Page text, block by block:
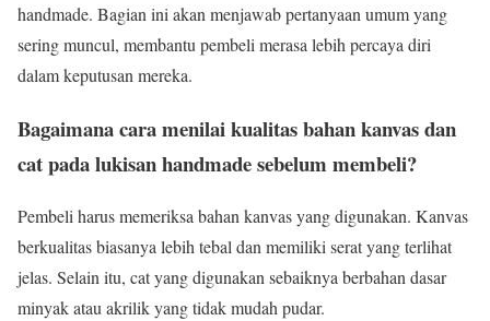
handmade. Bagian ini akan menjawab pertanyaan umum yang
sering muncul, membantu pembeli merasa lebih percaya diri
dalam keputusan mereka.
Bagaimana cara menilai kualitas bahan kanvas dan
cat pada lukisan handmade sebelum membeli?
Pembeli harus memeriksa bahan kanvas yang digunakan. Kanvas
berkualitas biasanya lebih tebal dan memiliki serat yang terlihat
jelas. Selain itu, cat yang digunakan sebaiknya berbahan dasar
minyak atau akrilik yang tidak mudah pudar.